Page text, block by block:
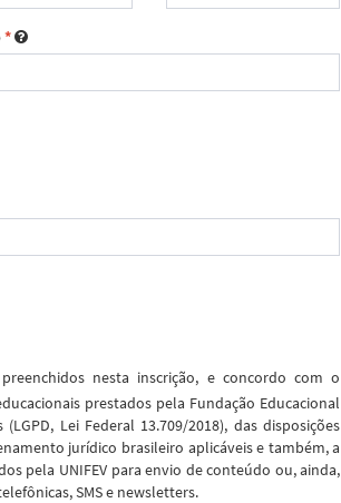
*
nesta inscrição, e concordo com o
prestados pela Fundação Educacional
Lei Federal 13.709/2018), das disposições
jurídico brasileiro aplicáveis e também, a
pela UNIFEV para envio de conteúdo ou, ainda,
SMS e newsletters.